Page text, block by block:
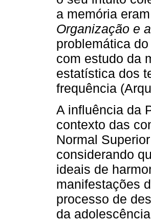
a memória
Organização e
problemática
com estudo da
estatística dos
frequência
A influência da
contexto das
Normal
considerando
ideais de
manifestações
processo de
da